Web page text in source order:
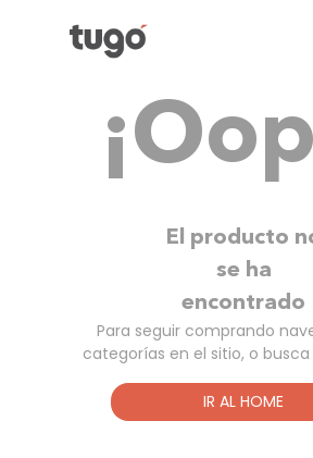
El producto
se ha
encontrado
Para seguir comprando
categorías en el sitio, o
IR AL HOME
Comedor
Cama
Mesa Centro
Mesa Noche